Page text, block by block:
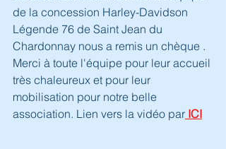
de la concession Harley-Davidson
Légende 76 de Saint Jean du
Chardonnay nous a remis un chèque .
Merci à toute l'équipe pour leur accueil
très chaleureux et pour leur
mobilisation pour notre belle
association. Lien vers la vidéo par ICI